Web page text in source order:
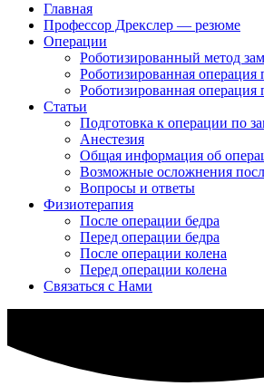
Главная
Профессор Дрекслер — резюме
Операции
Роботизированный метод
Роботизированная операция
Роботизированная операция
Статьи
Подготовка к операции по
Анестезия
Общая информация об
Возможные осложнения
Вопросы и ответы
Физиотерапия
После операции бедра
Перед операции бедра
После операции колена
Перед операции колена
Связаться с Нами